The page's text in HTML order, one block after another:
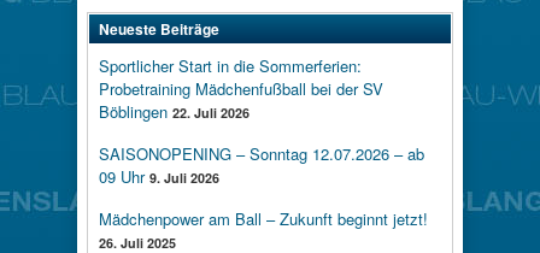
Neueste Beiträge
Sportlicher Start in die Sommerferien:
Probetraining Mädchenfußball bei der SV
Böblingen 22. Juli 2026
SAISONOPENING – Sonntag 12.07.2026 – ab
09 Uhr 9. Juli 2026
Mädchenpower am Ball – Zukunft beginnt jetzt!
26. Juli 2025